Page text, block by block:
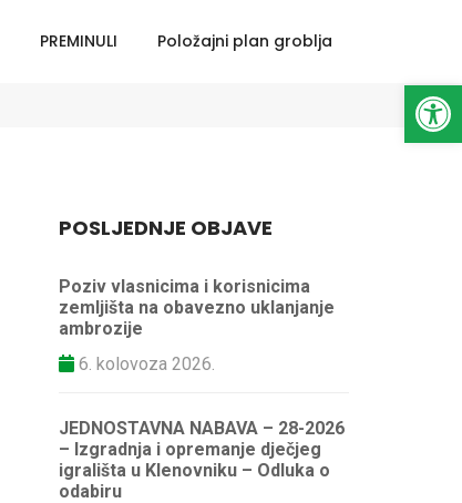
PREMINULI Položajni plan groblja
POSLJEDNJE OBJAVE
Poziv vlasnicima i korisnicima
zemljišta na obavezno uklanjanje
ambrozije
6. kolovoza 2026.
JEDNOSTAVNA NABAVA – 28-2026
– Izgradnja i opremanje dječjeg
igrališta u Klenovniku – Odluka o
odabiru
Open toolbar